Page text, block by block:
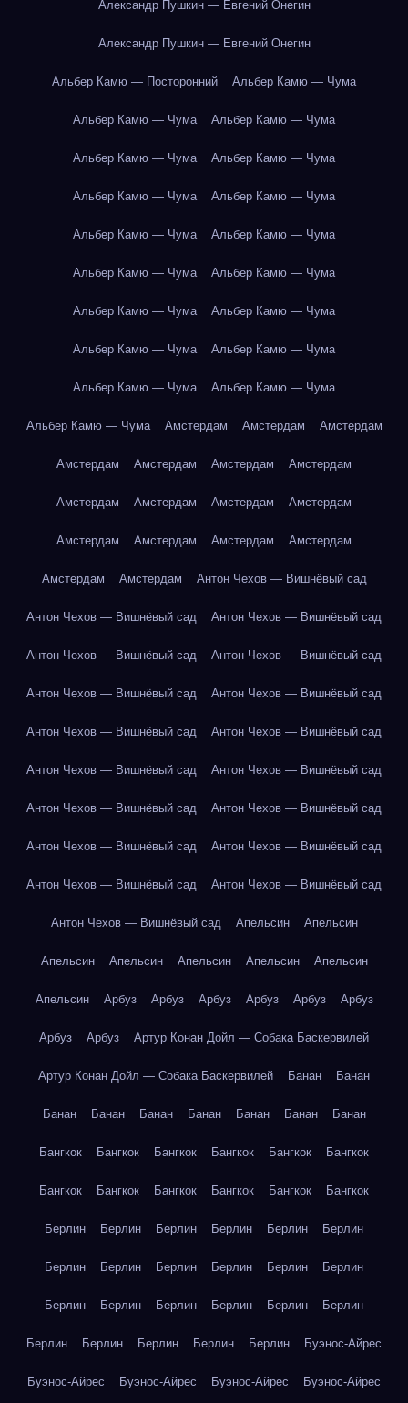
Александр Пушкин — Евгений Онегин
Александр Пушкин — Евгений Онегин
Альбер Камю — Посторонний Альбер Камю — Чума
Альбер Камю — Чума Альбер Камю — Чума
Альбер Камю — Чума Альбер Камю — Чума
Альбер Камю — Чума Альбер Камю — Чума
Альбер Камю — Чума Альбер Камю — Чума
Альбер Камю — Чума Альбер Камю — Чума
Альбер Камю — Чума Альбер Камю — Чума
Альбер Камю — Чума Альбер Камю — Чума
Альбер Камю — Чума Альбер Камю — Чума
Альбер Камю — Чума Амстердам Амстердам Амстердам
Амстердам Амстердам Амстердам Амстердам
Амстердам Амстердам Амстердам Амстердам
Амстердам Амстердам Амстердам Амстердам
Амстердам Амстердам Антон Чехов — Вишнёвый сад
Антон Чехов — Вишнёвый сад Антон Чехов — Вишнёвый сад
Антон Чехов — Вишнёвый сад Антон Чехов — Вишнёвый сад
Антон Чехов — Вишнёвый сад Антон Чехов — Вишнёвый сад
Антон Чехов — Вишнёвый сад Антон Чехов — Вишнёвый сад
Антон Чехов — Вишнёвый сад Антон Чехов — Вишнёвый сад
Антон Чехов — Вишнёвый сад Антон Чехов — Вишнёвый сад
Антон Чехов — Вишнёвый сад Антон Чехов — Вишнёвый сад
Антон Чехов — Вишнёвый сад Антон Чехов — Вишнёвый сад
Антон Чехов — Вишнёвый сад Апельсин Апельсин
Апельсин Апельсин Апельсин Апельсин Апельсин
Апельсин Арбуз Арбуз Арбуз Арбуз Арбуз Арбуз
Арбуз Арбуз Артур Конан Дойл — Собака Баскервилей
Артур Конан Дойл — Собака Баскервилей Банан Банан
Банан Банан Банан Банан Банан Банан Банан
Бангкок Бангкок Бангкок Бангкок Бангкок Бангкок
Бангкок Бангкок Бангкок Бангкок Бангкок Бангкок
Берлин Берлин Берлин Берлин Берлин Берлин
Берлин Берлин Берлин Берлин Берлин Берлин
Берлин Берлин Берлин Берлин Берлин Берлин
Берлин Берлин Берлин Берлин Берлин Буэнос-Айрес
Буэнос-Айрес Буэнос-Айрес Буэнос-Айрес Буэнос-Айрес